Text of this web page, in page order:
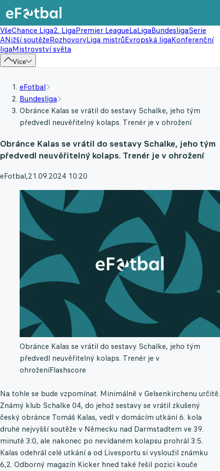
VšeChance Liga2. LigaPremier LeagueLaLigaBundesligaSerie
ANižší soutěžeRozhovoryLiga mistrůEvropská ligaKonferenční
ligaMistrovství světa
Více
eFotbal
Bundesliga
Obránce Kalas se vrátil do sestavy Schalke, jeho tým
předvedl neuvěřitelný kolaps. Trenér je v ohrožení
Obránce Kalas se vrátil do sestavy Schalke, jeho tým
předvedl neuvěřitelný kolaps. Trenér je v ohrožení
eFotbal,21.09.2024 10:20
Obránce Kalas se vrátil do sestavy Schalke, jeho tým
předvedl neuvěřitelný kolaps. Trenér je v
ohroženíFlashscore
Na tohle se bude vzpomínat. Minimálně v Gelsenkirchenu určitě.
Známý klub Schalke 04, do jehož sestavy se vrátil zkušený
český obránce Tomáš Kalas, vedl v domácím utkání 6. kola
druhé nejvyšší soutěže v Německu nad Darmstadtem ve 39.
minutě 3:0, ale nakonec po nevídaném kolapsu prohrál 3:5.
Kalas odehrál celé utkání a od Livesportu si vysloužil známku
6,2. Odborný magazín Kicker hned také řešil pozici kouče